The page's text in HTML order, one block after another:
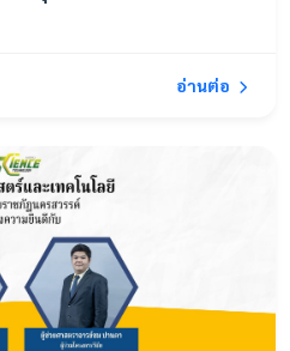
อ่านต่อ